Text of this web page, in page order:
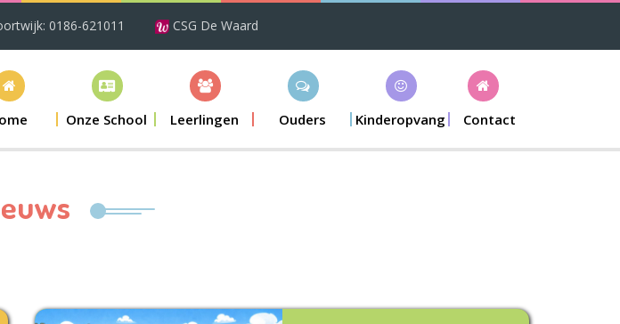
0186-621011 CSG De Waard
Onze School Leerlingen Ouders Kinderopvang Contact